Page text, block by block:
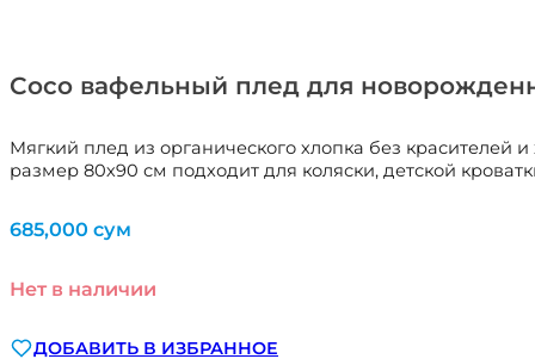
Coco вафельный плед для
Мягкий плед из органического хлопка без
размер 80х90 см подходит для коляски, детской
685,000 сум
Нет в наличии
ДОБАВИТЬ В ИЗБРАННОЕ